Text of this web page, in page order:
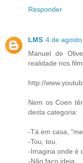
Responder
LMS 4 de
Manuel de
realidade nos
http://
Nem os Coen
desta categoria:
-Tá em casa,
-Tou, tou.
-Imagina onde é
-Não faço ideia...